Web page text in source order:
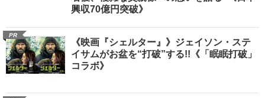
興収70億円突破》
PR
《映画『シェルター』》ジェイソン・ステ
イサムがお盆を“打破”する!!《「眠眠打破」
コラボ》